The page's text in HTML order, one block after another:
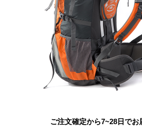
ご注文確定から7~28日でお